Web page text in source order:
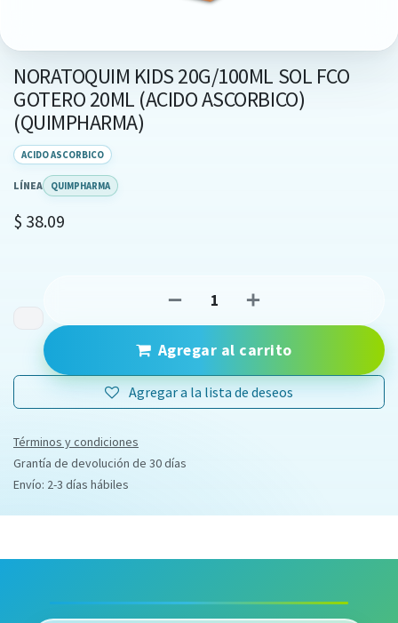
NORATOQUIM KIDS 20G/100ML SOL FCO
GOTERO 20ML (ACIDO ASCORBICO)
(QUIMPHARMA)
ACIDO ASCORBICO
LÍNEA QUIMPHARMA
$ 38.09
Agregar al carrito
Agregar a la lista de deseos
Términos y condiciones
Grantía de devolución de 30 días
Envío: 2-3 días hábiles